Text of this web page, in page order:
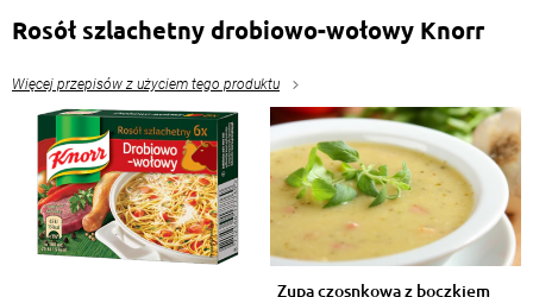
Rosół szlachetny drobiowo-wołowy Knorr
Więcej przepisów z użyciem tego produktu
Zupa czosnkowa z boczkiem